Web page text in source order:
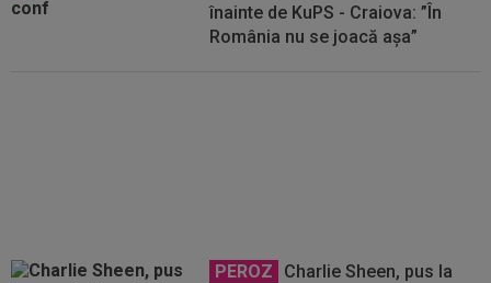
înainte de KuPS - Craiova: ”În
România nu se joacă așa”
PEROZ
Charlie Sheen, pus la